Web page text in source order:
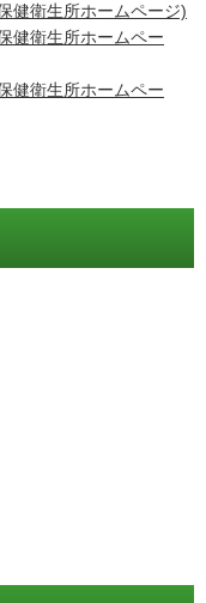
健衛生所ホームページ)
健衛生所ホームペー
健衛生所ホームペー